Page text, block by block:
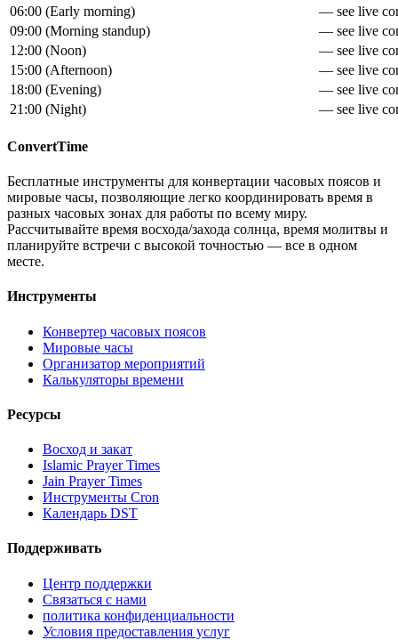
06:00 (Early morning)
— see live
09:00 (Morning standup)
— see live
12:00 (Noon)
— see live
15:00 (Afternoon)
— see live
18:00 (Evening)
— see live
21:00 (Night) — see live
ConvertTime
Бесплатные инструменты для конвертации часовых поясов и
мировые часы, позволяющие легко координировать время в
разных часовых зонах для работы по всему миру.
Рассчитывайте время восхода/захода солнца, время молитвы и
планируйте встречи с высокой точностью — все в одном
месте.
Инструменты
Конвертер часовых поясов
Мировые часы
Организатор мероприятий
Калькуляторы времени
Ресурсы
Восход и закат
Islamic Prayer Times
Jain Prayer Times
Инструменты Cron
Календарь DST
Поддерживать
Центр поддержки
Связаться с нами
политика конфиденциальности
Условия предоставления услуг